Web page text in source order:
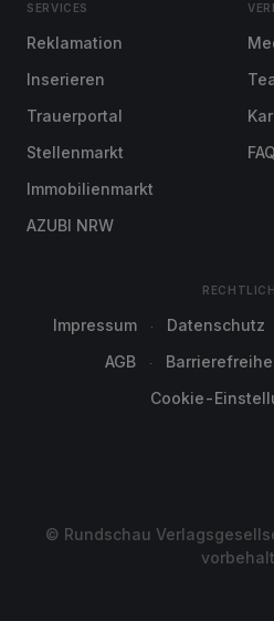
SERVICES
Reklamation
Inserieren
Trauerportal
Stellenmarkt
Immobilienmarkt
AZUBI NRW
FAQ
Impressum Datenschutz
AGB
Cookie-
© Rundschau